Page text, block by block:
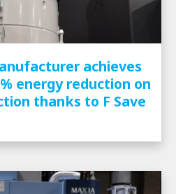
achieves
energy reduction on
thanks to F Save